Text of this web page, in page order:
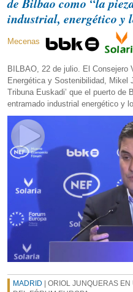
industrial, energético y
Mecenas
BILBAO, 22 de julio. El Consejero
Energética y Sostenibilidad, Mikel
Tribuna Euskadi’ que el puerto de
entramado industrial energético y
MADRID | ORIOL JUNQUERAS